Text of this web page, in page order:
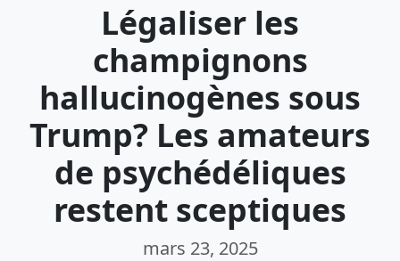
Légaliser les
champignons
hallucinogènes sous
Trump? Les amateurs
de psychédéliques
restent sceptiques
mars 23, 2025